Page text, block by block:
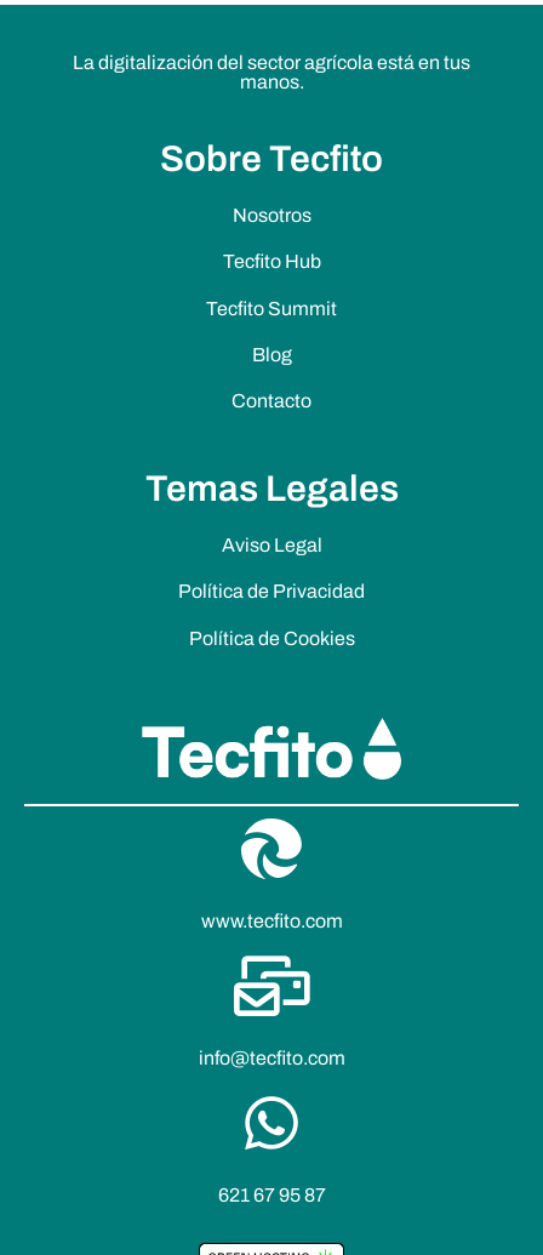
La digitalización del sector agrícola está en tus
manos.
Sobre Tecfito
Nosotros
Tecfito Hub
Tecfito Summit
Blog
Contacto
Temas Legales
Aviso Legal
Política de Privacidad
Política de Cookies
www.tecfito.com
info@tecfito.com
621 67 95 87